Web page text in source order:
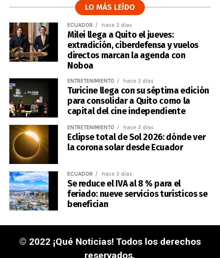
LO MÁS LEÍDO
ECUADOR hace 3 días
Milei llega a Quito el jueves:
extradición, ciberdefensa y vuelos
directos marcan la agenda con
Noboa
ENTRETENIMIENTO hace 3 días
Turicine llega con su séptima edición
para consolidar a Quito como la
capital del cine independiente
ENTRETENIMIENTO hace 3 días
Eclipse total de Sol 2026: dónde ver
la corona solar desde Ecuador
ECUADOR hace 3 días
Se reduce el IVA al 8 % para el
feriado: nueve servicios turísticos se
benefician
© 2022 ¡Qué Noticias! Todos los derechos
reservados.